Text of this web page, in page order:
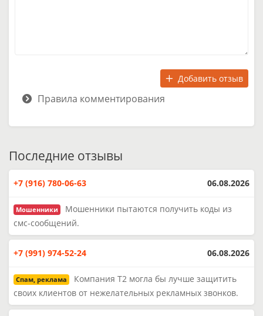
Добавить отзыв
Правила комментирования
Последние отзывы
+7 (916) 780-06-63 06.08.2026
Мошенники
Мошенники пытаются получить коды из
смс-сообщений.
+7 (991) 974-52-24 06.08.2026
Спам, реклама
Компания Т2 могла бы лучше защитить
своих клиентов от нежелательных рекламных звонков.